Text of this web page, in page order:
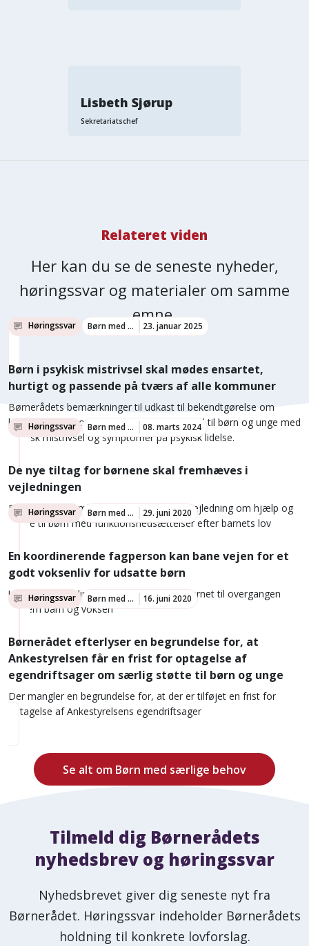
Lisbeth Sjørup
Sekretariatschef
Relateret viden
Her kan du se de seneste nyheder,
høringssvar og materialer om samme
emne.
Børn i psykisk mistrivsel skal mødes ensartet,
hurtigt og passende på tværs af alle kommuner
Børnerådets bemærkninger til udkast til bekendtgørelse om
lettilgængeligt kommunalt behandlingstilbud til børn og unge med
psykisk mistrivsel og symptomer på psykisk lidelse.
Høringssvar Børn med særlige behov 23. januar 2025
De nye tiltag for børnene skal fremhæves i
vejledningen
Børnerådets bemærkninger til udkast til Vejledning om hjælp og
støtte til børn med funktionsnedsættelser efter barnets lov
Høringssvar Børn med særlige behov 08. marts 2024
En koordinerende fagperson kan bane vejen for et
godt voksenliv for udsatte børn
Udpeg en koordinerende fagperson for barnet til overgangen
mellem barn og voksen
Høringssvar Børn med særlige behov 29. juni 2020
Børnerådet efterlyser en begrundelse for, at
Ankestyrelsen får en frist for optagelse af
egendriftsager om særlig støtte til børn og unge
Der mangler en begrundelse for, at der er tilføjet en frist for
optagelse af Ankestyrelsens egendriftsager
Høringssvar Børn med særlige behov 16. juni 2020
Se alt om Børn med særlige behov
Tilmeld dig Børnerådets
nyhedsbrev og høringssvar
Nyhedsbrevet giver dig seneste nyt fra
Børnerådet. Høringssvar indeholder Børnerådets
holdning til konkrete lovforslag.